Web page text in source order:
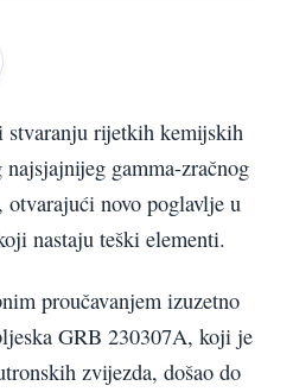
stvaranju rijetkih kemijskih
gamma-zračnog
novo poglavlje u
nastaju teški elementi.
proučavanjem izuzetno
GRB 230307A, koji je
zvijezda, došao do